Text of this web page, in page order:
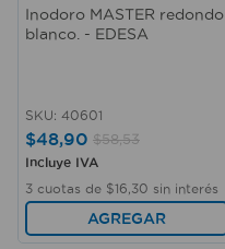
Inodoro MASTER redondo
blanco. - EDESA
SKU: 40601
$48,90 $58,53
Incluye IVA
3 cuotas de $16 30 sin interés
AGREGAR